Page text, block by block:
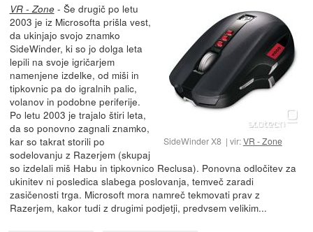
SideWinder X8 vir:VR - Zone
VR - Zone- Še drugič po letu
2003 je iz Microsofta prišla vest,
da ukinjajo svojo znamko
SideWinder, ki so jo dolga leta
lepili na svoje igričarjem
namenjene izdelke, od miši in
tipkovnic pa do igralnih palic,
volanov in podobne periferije.
Po letu 2003 je trajalo štiri leta,
da so ponovno zagnali znamko,
kar so takrat storili po
sodelovanju z Razerjem (skupaj
so izdelali miš Habu in tipkovnico Reclusa). Ponovna odločitev za
ukinitev ni posledica slabega poslovanja, temveč zaradi
zasičenosti trga. Microsoft mora namreč tekmovati prav z
Razerjem, kakor tudi z drugimi podjetji, predvsem velikim...